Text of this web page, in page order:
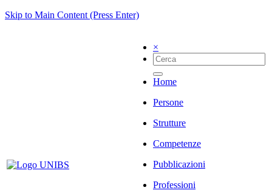
Skip to Main Content (Press Enter)
×
Home
Persone
Strutture
Competenze
Pubblicazioni
Professioni